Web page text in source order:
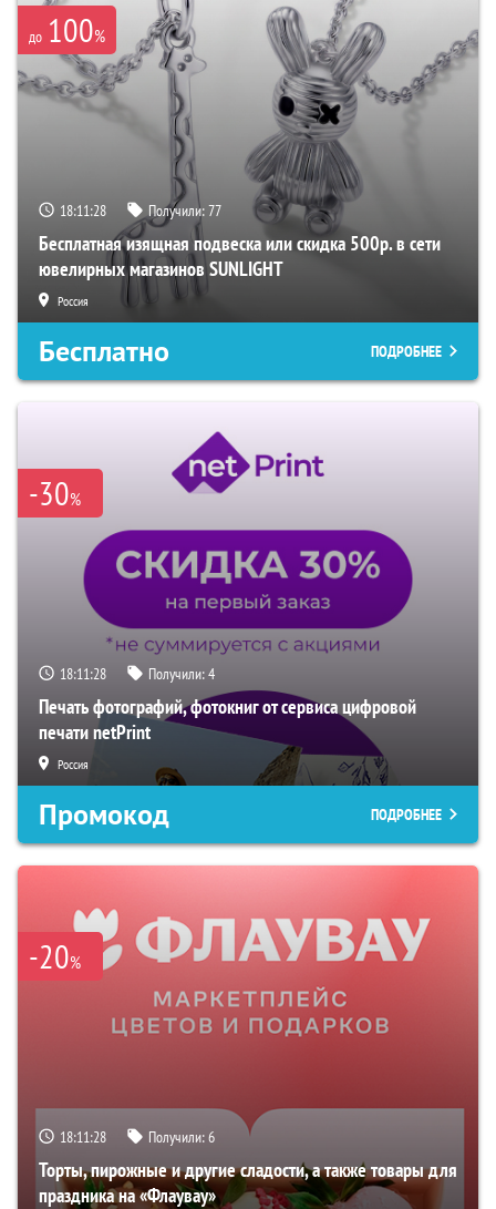
до 100%
18:11:27 Получили:77
Бесплатная изящная подвеска или скидка 500р. в сети
ювелирных магазинов SUNLIGHT
Россия
Бесплатно ПОДРОБНЕЕ
-30%
18:11:27 Получили:4
Печать фотографий, фотокниг от сервиса цифровой
печати netPrint
Россия
Промокод ПОДРОБНЕЕ
-20%
18:11:27 Получили:6
Торты, пирожные и другие сладости, а также товары для
праздника на «Флаувау»